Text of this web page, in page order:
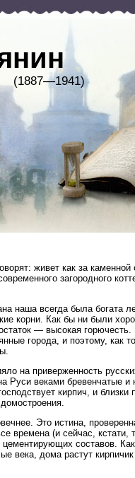
(1887—1941)
живет как за
загородного
наша всегда была богата
корни. Как бы ни были
— высокая горючесть.
города, и поэтому, как
на приверженность
Руси веками бревенчатые
кирпич, и
Это истина,
времена (и сейчас,
составов.
века, дома растут